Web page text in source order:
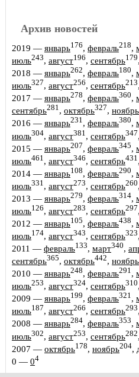
Архив новостей
2019 — январь176, февраль218,
июль243, август196, сентябрь179
2018 — январь262, февраль180,
июль327, август256, сентябрь213
2017 — январь278, февраль360,
сентябрь281, октябрь327, ноябрь
2016 — январь231, февраль380,
июль304, август381 , сентябрь347
2015 — январь207, февраль345,
июль461 , август346, сентябрь431
2014 — январь108, февраль290,
июль331 , август273, сентябрь260
2013 — январь279, февраль314,
июль126, август283, сентябрь297
2012 — январь105, февраль438,
июль174, август343, сентябрь323
2011 — февраль133, март340,
сентябрь365, октябрь442, ноябрь
2010 — январь248, февраль291,
июль253, август324, сентябрь310
2009 — январь199, февраль321,
июль187, август266, сентябрь293
2008 — январь284, февраль353,
июль302, август253, сентябрь282
2007 — октябрь178, ноябрь204,
0 — 04